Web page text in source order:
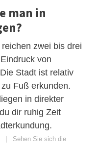
man in
zwei bis drei
von
Stadt ist relativ
Fuß erkunden.
in direkter
dir ruhig Zeit
| Sehen Sie sich die